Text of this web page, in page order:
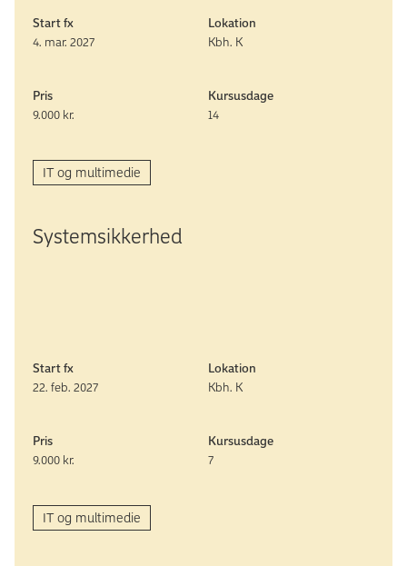
Start fx
4. mar. 2027
Lokation
Kbh. K
Pris
9.000 kr.
Kursusdage
14
IT og multimedie
System­sikkerhed
Start fx
22. feb. 2027
Lokation
Kbh. K
Pris
9.000 kr.
Kursusdage
7
IT og multimedie